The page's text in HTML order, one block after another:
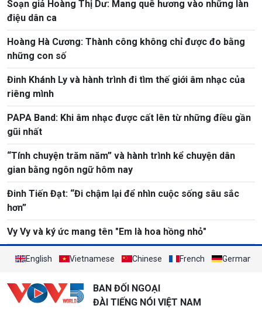
Soạn giả Hoàng Thị Dư: Mang quê hương vào những làn
điệu dân ca
Hoàng Hà Cương: Thành công không chỉ được đo bằng
những con số
Đinh Khánh Ly và hành trình đi tìm thế giới âm nhạc của
riêng mình
PAPA Band: Khi âm nhạc được cất lên từ những điều gần
gũi nhất
“Tính chuyện trăm năm” và hành trình kể chuyện dân
gian bằng ngôn ngữ hôm nay
Đinh Tiến Đạt: “Đi chậm lại để nhìn cuộc sống sâu sắc
hơn”
Vy Vy và ký ức mang tên "Em là hoa hồng nhỏ"
English Vietnamese Chinese French German
BAN ĐỐI NGOẠI
ĐÀI TIẾNG NÓI VIỆT NAM